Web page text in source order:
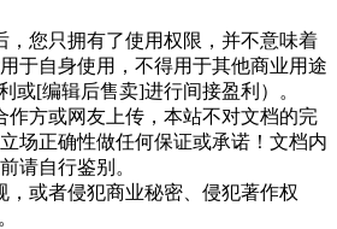
，您只拥有了使用权限，并不意味着
于自身使用，不得用于其他商业用途
或[编辑后售卖]进行间接盈利）。
作方或网友上传，本站不对文档的完
场正确性做任何保证或承诺！文档内
请自行鉴别。
，或者侵犯商业秘密、侵犯著作权